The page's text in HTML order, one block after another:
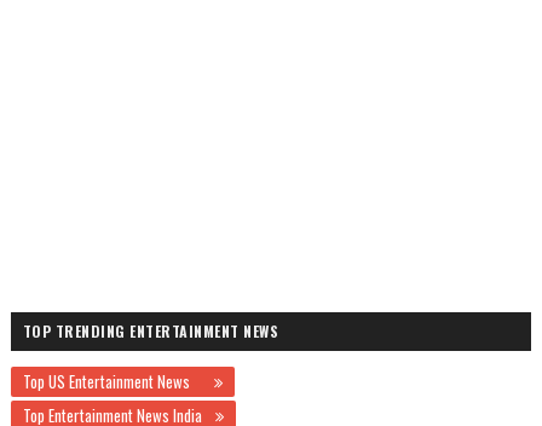
TOP TRENDING ENTERTAINMENT NEWS
Top US Entertainment News
Top Entertainment News India